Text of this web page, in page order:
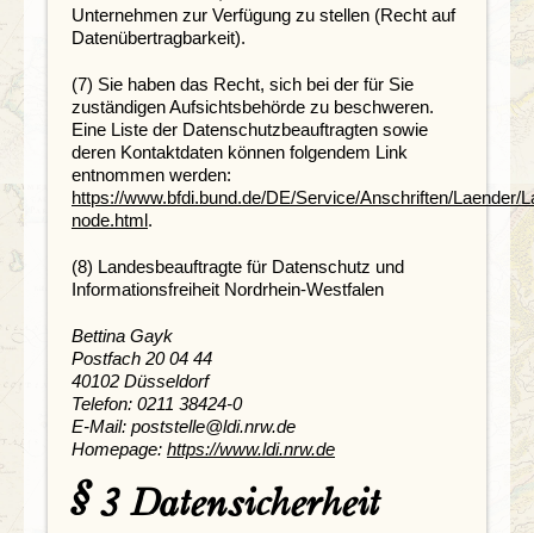
Unternehmen zur Verfügung zu stellen (Recht auf
Datenübertragbarkeit).
(7) Sie haben das Recht, sich bei der für Sie
zuständigen Aufsichtsbehörde zu beschweren.
Eine Liste der Datenschutzbeauftragten sowie
deren Kontaktdaten können folgendem Link
entnommen werden:
https://www.bfdi.bund.de/DE/Service/Anschriften/Laender/
node.html.
(8) Landesbeauftragte für Datenschutz und
Informationsfreiheit Nordrhein-Westfalen
Bettina Gayk
Postfach 20 04 44
40102 Düsseldorf
Telefon: 0211 38424-0
E-Mail: poststelle@ldi.nrw.de
Homepage: https://www.ldi.nrw.de
§ 3 Datensicherheit